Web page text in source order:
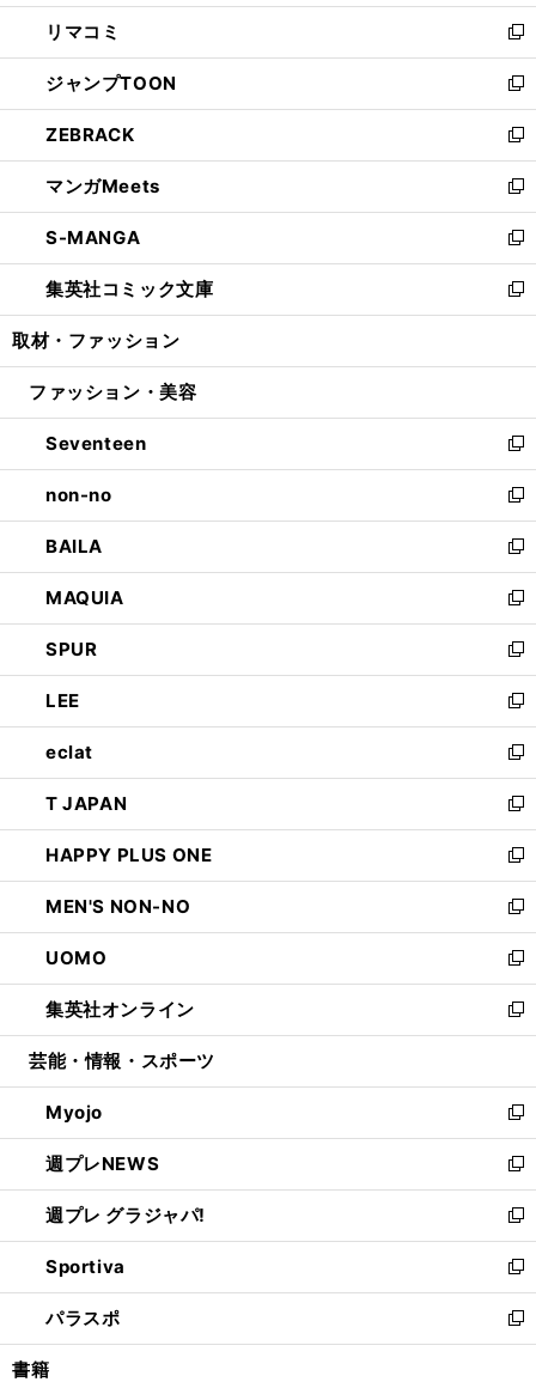
ウ
で
開
く
ン
ド
ウ
で
開
く
ウ
ィ
ン
ド
ウ
で
開
く
し
い
ウ
ィ
ン
ド
ウ
で
開
く
リマコミ
新
し
い
ウ
ィ
ン
ド
ウ
で
開
く
ジャンプTOON
新
し
い
ウ
ィ
ン
ド
ウ
で
開
ZEBRACK
新
し
い
ウ
ィ
ン
ド
ウ
開
マンガMeets
新
し
い
ウ
ィ
ン
ウ
開
く
S-MANGA
新
し
い
ウ
ン
ウ
で
開
く
集英社コミック文庫
新
し
ウ
ン
ド
ウ
で
開
く
取材・ファッション
ファッション・美容
Seventeen
新
し
い
ウ
ィ
ン
ド
ウ
で
開
く
non-no
新
し
い
ウ
ィ
ン
ド
ウ
で
開
く
BAILA
新
し
い
ウ
ィ
ン
ド
ウ
で
開
く
MAQUIA
新
し
い
ウ
ィ
ン
ド
ウ
で
開
く
SPUR
新
し
い
ウ
ィ
ン
ド
ウ
で
開
く
LEE
新
し
い
ウ
ィ
ン
ド
ウ
で
開
く
eclat
新
し
い
ウ
ィ
ン
ド
ウ
で
開
く
T JAPAN
新
し
い
ウ
ィ
ン
ド
ウ
で
開
HAPPY PLUS ONE
新
し
い
ウ
ィ
ン
ド
ウ
開
く
MEN'S NON-NO
新
し
い
ウ
ィ
ン
ウ
で
開
く
UOMO
新
し
い
ウ
ン
ド
ウ
で
開
く
集英社オンライン
新
し
ウ
ィ
ン
ド
ウ
で
開
く
芸能・情報・スポーツ
Myojo
新
し
い
ウ
ィ
ン
ド
ウ
で
開
週プレNEWS
新
し
い
ウ
ィ
ン
ド
ウ
週プレ グラジャパ!
新
し
い
ウ
ィ
ン
Sportiva
新
し
い
ウ
パラスポ
新
し
書籍